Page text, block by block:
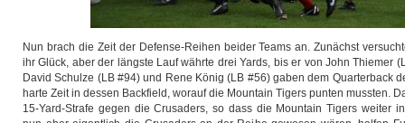
Nun brach die Zeit der Defense-Reihen beider Teams an. Zunächst
ihr Glück, aber der längste Lauf währte drei Yards, bis er von John Thiemer
David Schulze (LB #94) und Rene König (LB #56) gaben dem Quarterback
harte Zeit in dessen Backfield, worauf die Mountain Tigers punten mussten.
15-Yard-Strafe gegen die Crusaders, so dass die Mountain Tigers weiter